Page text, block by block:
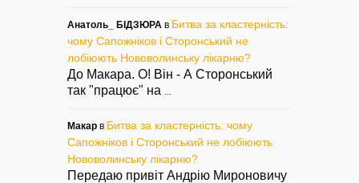
Анатоль_ БІДЗЮРА в Битва за кластерність:
чому Сапожніков і Сторонський не
лобіюють Нововолинську лікарню?
До Макара. О! Він - А Сторонський
так "працює" на
Макар в Битва за кластерність: чому
Сапожніков і Сторонський не лобіюють
Нововолинську лікарню?
Передаю привіт Андрію Мироновичу